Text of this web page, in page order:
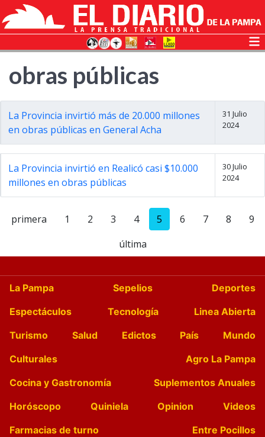
obras públicas
La Provincia invirtió más de 20.000 millones
en obras públicas en General Acha
31 Julio
2024
La Provincia invirtió en Realicó casi $10.000
millones en obras públicas
30 Julio
2024
primera 1 2 3 4 5 6 7 8
9
última
La Pampa Sepelios
Deportes
Espectáculos
Tecnología
Linea Abierta
Turismo
Salud Edictos País
Mundo
Culturales
Agro La Pampa
Cocina y Gastronomía
Suplementos Anuales
Horóscopo
Quiniela Opinion
Videos
Farmacias de turno
Entre Pocillos